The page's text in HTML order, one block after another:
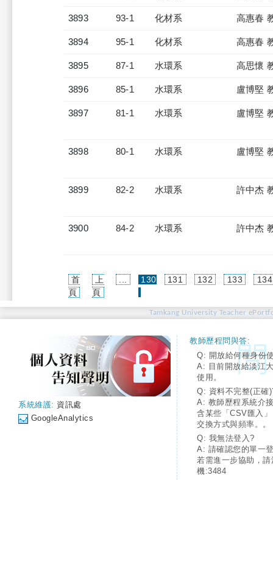
3893 93-1 化材系 高惠春
3894 95-1 化材系 高惠春
3895 87-1 水環系 高思懷
3896 85-1 水環系 盧博堅
3897 81-1 水環系 盧博堅
3898 80-1 水環系 盧博堅
3899 82-2 水環系 許中杰
3900 84-2 水環系 許中杰
首
頁
上
頁
130
131 132 133 134
Tamkang University Teacher
系統維護: 資訊處
GoogleAnalytics
教師歷程問與答:
Q: 開放給何種身份
A: 目前開放給淡江
使用。
Q: 資料不完整(正確
A: 教師歷程系統介
含某些「CSV匯入
交換方式與頻率。。
Q: 我無法登入?
A: 請確認您的單一
若需進一步協助，
機:3484